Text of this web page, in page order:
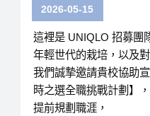
2026-05-15
這裡是 UNIQLO 招募團
年輕世代的栽培，以及
我們誠摯邀請貴校協助
時之選全職挑戰計劃】
提前規劃職涯，